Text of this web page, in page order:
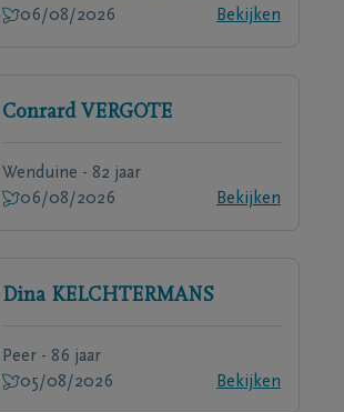
06/08/2026
Bekijken
Conrard VERGOTE
Wenduine - 82 jaar
06/08/2026
Bekijken
Dina KELCHTERMANS
Peer - 86 jaar
05/08/2026
Bekijken